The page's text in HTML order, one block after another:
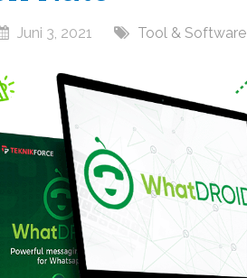
Juni 3, 2021 Tool & Software